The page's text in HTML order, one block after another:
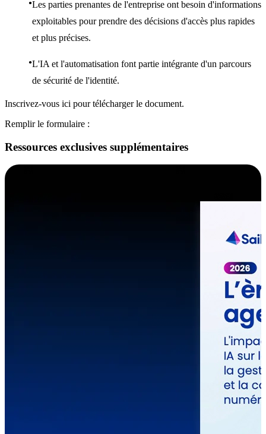
Les parties prenantes de l'entreprise ont besoin d'informations
exploitables pour prendre des décisions d'accès plus rapides
et plus précises.
L'IA et l'automatisation font partie intégrante d'un parcours
de sécurité de l'identité.
Inscrivez-vous ici pour télécharger le document.
Remplir le formulaire :
Ressources exclusives supplémentaires